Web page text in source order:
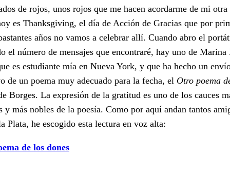
de rojos, unos rojos que me hacen acordarme de mi
es Thanksgiving, el día de Acción de Gracias que por
años no vamos a celebrar allí. Cuando abro el
el número de mensajes que encontraré, hay uno de Marina
es estudiante mía en Nueva York, y que ha hecho un
de un poema muy adecuado para la fecha, el Otro poema
Borges. La expresión de la gratitud es uno de los cauces
y más nobles de la poesía. Como por aquí andan tantos
Plata, he escogido esta lectura en voz alta:
de los dones